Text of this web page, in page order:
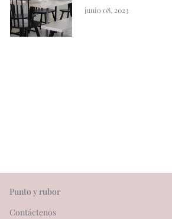
junio 08, 2023
Punto y rubor
Contáctenos